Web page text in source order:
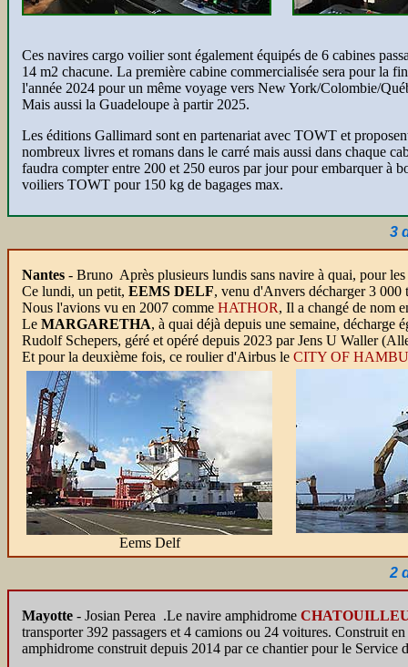
Ces navires cargo voilier sont également équipés de 6 cabines
14 m2 chacune. La première cabine commercialisée sera pour la
l'année 2024 pour un même voyage vers New York/Colombie/
Mais aussi la Guadeloupe à partir 2025.
Les éditions Gallimard sont en partenariat avec TOWT et
nombreux livres et romans dans le carré mais aussi dans chaque
faudra compter entre 200 et 250 euros par jour pour embarquer à
voiliers TOWT pour 150 kg de bagages max.
3
Nantes - Bruno Après plusieurs lundis sans navire à quai, pour
Ce lundi, un petit, EEMS DELF, venu d'Anvers décharger 3 000
Nous l'avions vu en 2007 comme HATHOR, Il a changé de nom
Le MARGARETHA, à quai déjà depuis une semaine,
Rudolf Schepers, géré et opéré depuis 2023 par Jens U Waller
Et pour la deuxième fois, ce roulier d'Airbus le CITY OF
Eems Delf
2
Mayotte - Josian Perea .Le navire amphidrome
transporter 392 passagers et 4 camions ou 24 voitures. Construit
amphidrome construit depuis 2014 par ce chantier pour le